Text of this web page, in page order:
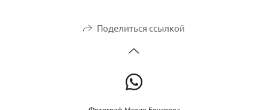
Поделиться ссылкой